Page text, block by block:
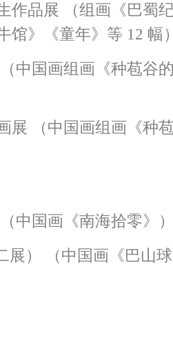
作品展 （组画《巴蜀
馆》《童年》等 12 幅
中国画组画《种苞谷
展 （中国画组画《种
中国画《南海拾零》
展） （中国画《巴山